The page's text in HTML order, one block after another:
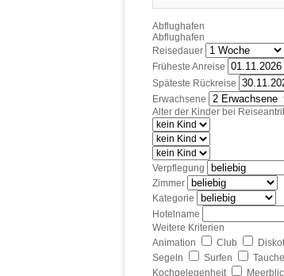
Abflughafen
Abflughafen
Reisedauer
Früheste Anreise
Späteste Rückreise
Erwachsene
Alter der Kinder bei
Verpflegung
Zimmer
Kategorie
Hotelname
Weitere Kriterien
Animation
Club
Segeln
Surfen
Kochgelegenheit